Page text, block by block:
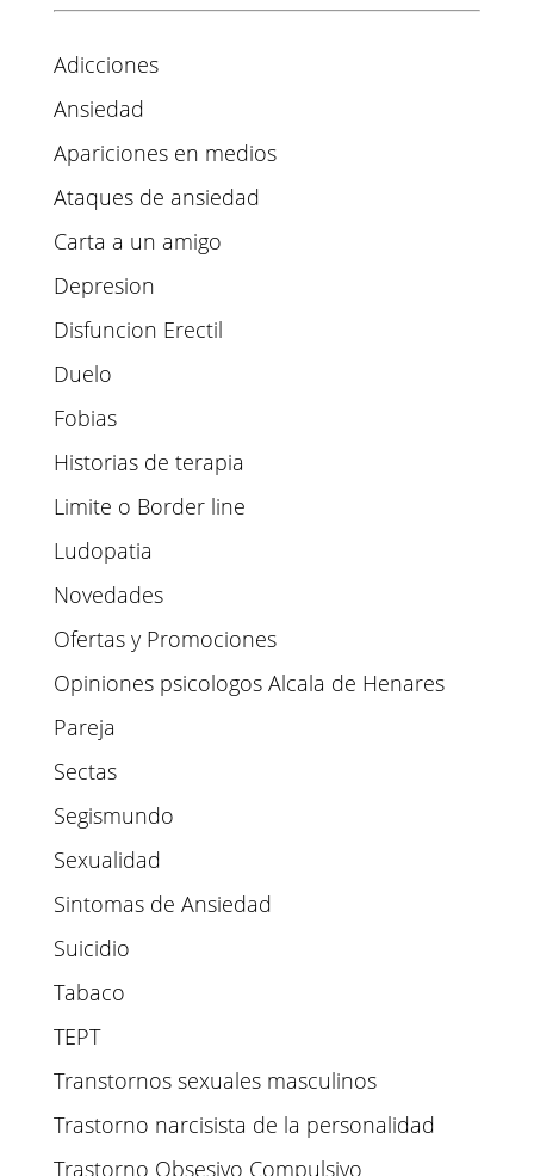
Adicciones
Ansiedad
Apariciones en medios
Ataques de ansiedad
Carta a un amigo
Depresion
Disfuncion Erectil
Duelo
Fobias
Historias de terapia
Limite o Border line
Ludopatia
Novedades
Ofertas y Promociones
Opiniones psicologos Alcala de Henares
Pareja
Sectas
Segismundo
Sexualidad
Sintomas de Ansiedad
Suicidio
Tabaco
TEPT
Transtornos sexuales masculinos
Trastorno narcisista de la personalidad
Trastorno Obsesivo Compulsivo